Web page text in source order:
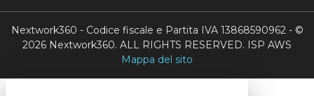
Nextwork360 - Codice fiscale e Partita IVA 13868590962 - ©
2026 Nextwork360. ALL RIGHTS RESERVED. ISP AWS
Mappa del sito